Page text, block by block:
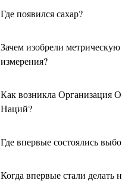
Где появился сахар?
Зачем изобрели
измерения?
Как возникла Организация
Наций?
Где впервые состоялись
Когда впервые стали делать